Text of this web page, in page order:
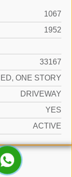
1067
1952
33167
ONE STORY
DRIVEWAY
YES
ACTIVE